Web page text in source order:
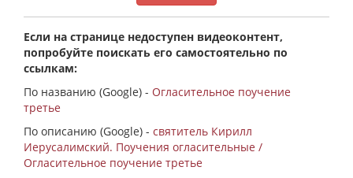
Если на странице недоступен видеоконтент,
попробуйте поискать его самостоятельно по
ссылкам:
По названию (Google) - Огласительное поучение
третье
По описанию (Google) - святитель Кирилл
Иерусалимский. Поучения огласительные /
Огласительное поучение третье